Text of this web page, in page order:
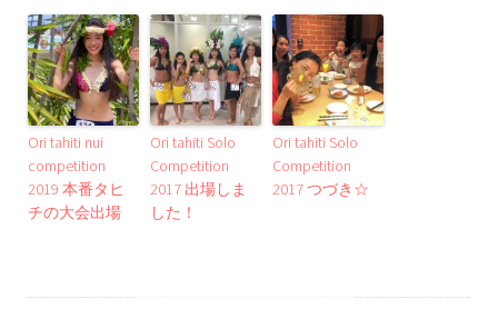
Ori tahiti nui
competition
2019 本番タヒ
チの大会出場
Ori tahiti Solo
Competition
2017 出場しま
した！
Ori tahiti Solo
Competition
2017 つづき☆